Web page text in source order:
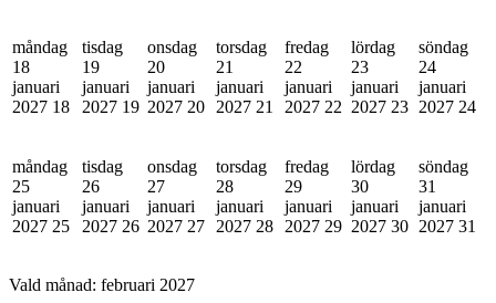
måndag
18
januari
2027 18
tisdag
19
januari
2027 19
onsdag
20
januari
2027 20
torsdag
21
januari
2027 21
fredag
22
januari
2027 22
lördag
23
januari
2027 23
söndag
24
januari
2027 24
måndag
25
januari
2027 25
tisdag
26
januari
2027 26
onsdag
27
januari
2027 27
torsdag
28
januari
2027 28
fredag
29
januari
2027 29
lördag
30
januari
2027 30
söndag
31
januari
2027 31
Vald månad: februari 2027